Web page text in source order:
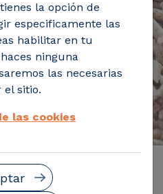
servicio
la opción de
especificamente las
habilitar en tu
ninguna
las necesarias
el sitio.
las cookies